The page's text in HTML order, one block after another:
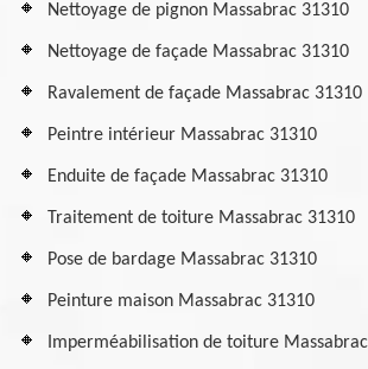
Nettoyage de pignon Massabrac 31310
Nettoyage de façade Massabrac 31310
Ravalement de façade Massabrac 31310
Peintre intérieur Massabrac 31310
Enduite de façade Massabrac 31310
Traitement de toiture Massabrac 31310
Pose de bardage Massabrac 31310
Peinture maison Massabrac 31310
Imperméabilisation de toiture